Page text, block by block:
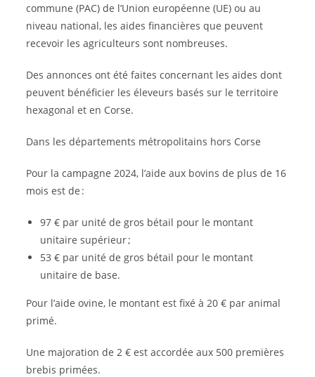
commune (PAC) de l’Union européenne (UE) ou au
niveau national, les aides financières que peuvent
recevoir les agriculteurs sont nombreuses.
Des annonces ont été faites concernant les aides dont
peuvent bénéficier les éleveurs basés sur le territoire
hexagonal et en Corse.
Dans les départements métropolitains hors Corse
Pour la campagne 2024, l’aide aux bovins de plus de 16
mois est de :
97 € par unité de gros bétail pour le montant
unitaire supérieur ;
53 € par unité de gros bétail pour le montant
unitaire de base.
Pour l’aide ovine, le montant est fixé à 20 € par animal
primé.
Une majoration de 2 € est accordée aux 500 premières
brebis primées.